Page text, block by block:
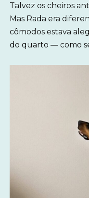
Talvez os cheiros
Mas Rada era
cômodos estava
do quarto — como